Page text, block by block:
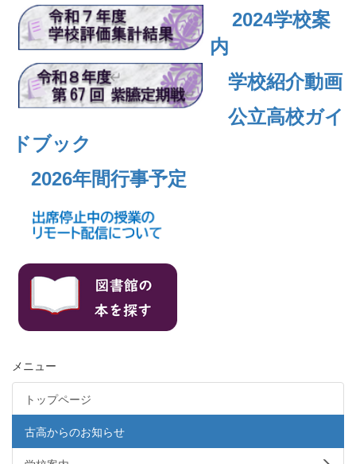
2024学校案
内
学校紹介動画
公立高校ガイ
ドブック
2026年間行事予定
メニュー
トップページ
古高からのお知らせ